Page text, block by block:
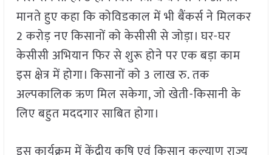
मानते हुए कहा कि कोविडकाल में भी बैंकर्स ने मिलकर
2 करोड़ नए किसानों को केसीसी से जोड़ा। घर-घर
केसीसी अभियान फिर से शुरू होने पर एक बड़ा काम
इस क्षेत्र में होगा। किसानों को 3 लाख रु. तक
अल्पकालिक ऋण मिल सकेगा, जो खेती-किसानी के
लिए बहुत मददगार साबित होगा।